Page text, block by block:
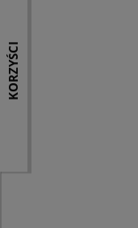
KORZYŚCI